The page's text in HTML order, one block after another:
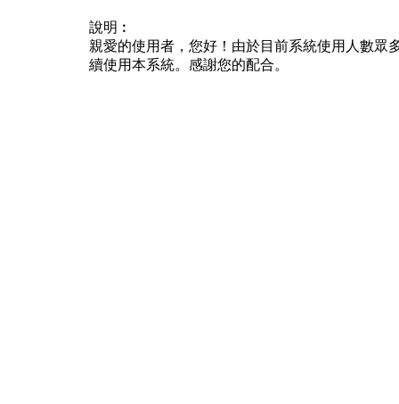
說明︰
親愛的使用者，您好！由於目前系統使用人數眾
續使用本系統。感謝您的配合。